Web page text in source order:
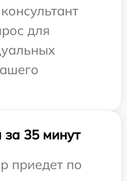
для
35 минут
приедет по